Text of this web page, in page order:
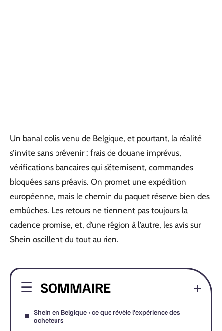
Un banal colis venu de Belgique, et pourtant, la réalité
s’invite sans prévenir : frais de douane imprévus,
vérifications bancaires qui s’éternisent, commandes
bloquées sans préavis. On promet une expédition
européenne, mais le chemin du paquet réserve bien des
embûches. Les retours ne tiennent pas toujours la
cadence promise, et, d’une région à l’autre, les avis sur
Shein oscillent du tout au rien.
SOMMAIRE
Shein en Belgique : ce que révèle l’expérience des
acheteurs